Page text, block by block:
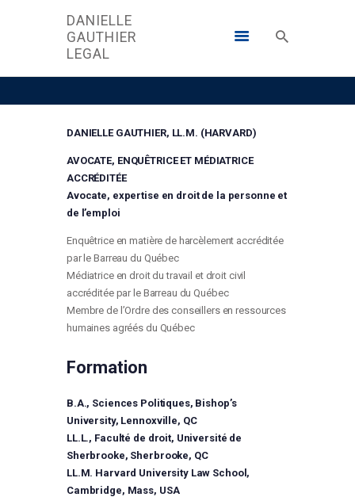
DANIELLE
GAUTHIER
LEGAL
DANIELLE GAUTHIER LEGAL
SERVICES
CONTACT
DG@DANIELLEGAUTHIER.LEGAL
819-820-5094
ENGLISH
DANIELLE GAUTHIER, LL.M. (HARVARD)
AVOCATE, ENQUÊTRICE ET MÉDIATRICE
ACCRÉDITÉE
Avocate, expertise en droit de la personne et
de l’emploi
Enquêtrice en matière de harcèlement accréditée
par le Barreau du Québec
Médiatrice en droit du travail et droit civil
accréditée par le Barreau du Québec
Membre de l’Ordre des conseillers en ressources
humaines agréés du Québec
Formation
B.A., Sciences Politiques, Bishop’s
University, Lennoxville, QC
LL.L., Faculté de droit, Université de
Sherbrooke, Sherbrooke, QC
LL.M. Harvard University Law School,
Cambridge, Mass, USA